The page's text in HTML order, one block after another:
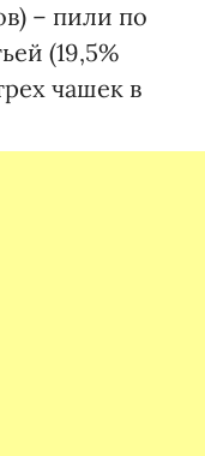
– пили по
(19,5%
чашек в